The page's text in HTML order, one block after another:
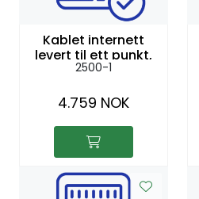
Kablet internett
levert til ett punkt,
100mbit/s
2500-1
4.759 NOK